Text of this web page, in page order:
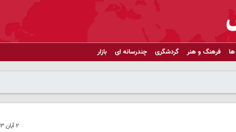
فرهنگ و هنر گردشگری چندرسانه ای بازار
۲ آبان ۱۴۰۳ - ۲۱:۴۲